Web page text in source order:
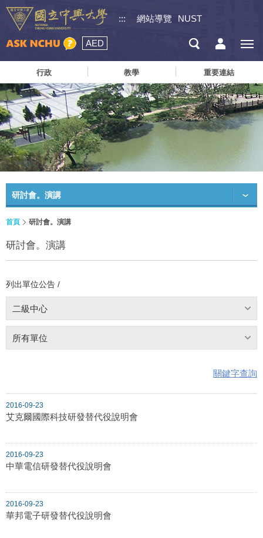
::: 網站導覽 NUST
AED
行政 教學 重要連結
研討會。演講
首頁 研討會。演講
研討會。演講
列出單位公告 /
二級中心
所有單位
關鍵字查詢
2016-09-23
艾克爾國際科技研發替代役說明會
2016-09-23
中華電信研發替代役說明會
2016-09-23
華邦電子研發替代役說明會